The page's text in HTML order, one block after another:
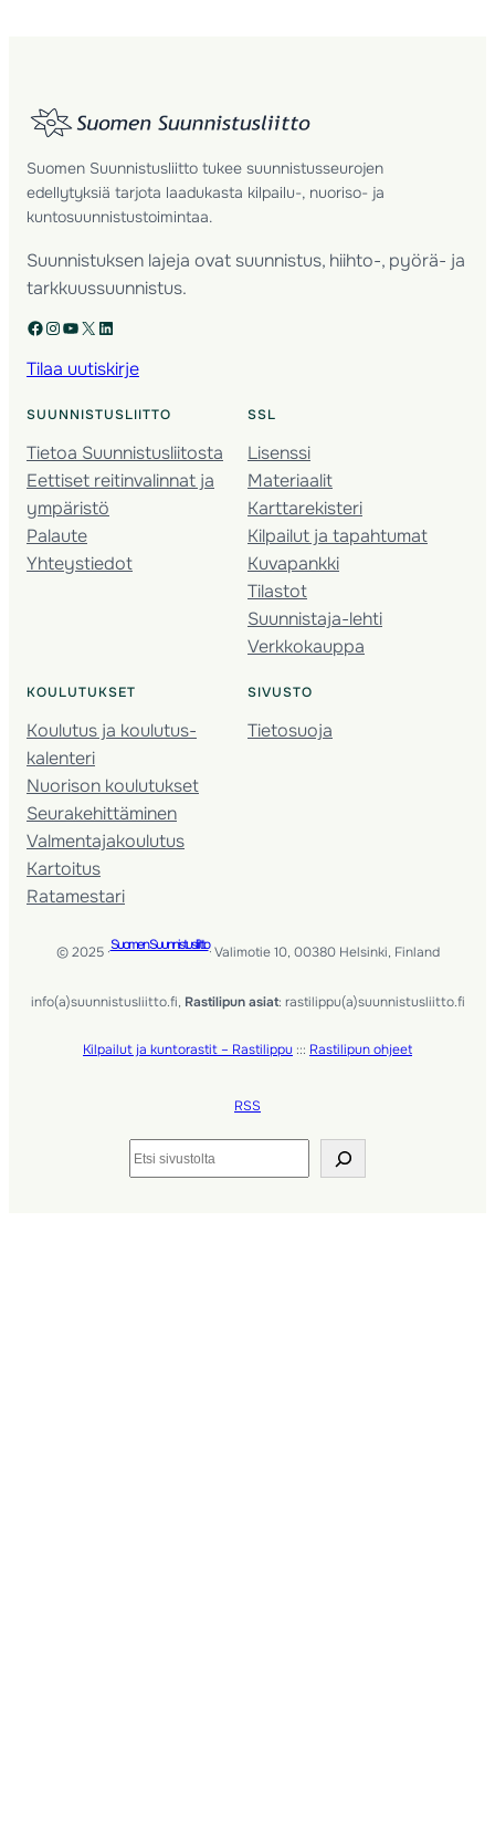
Suomen Suunnistusliitto tukee suunnistusseurojen
edellytyksiä tarjota laadukasta kilpailu-, nuoriso- ja
kuntosuunnistustoimintaa.
Suunnistuksen lajeja ovat suunnistus, hiihto-, pyörä- ja
tarkkuussuunnistus.
Facebook Instagram YouTube X LinkedIn
Tilaa uutiskirje
SUUNNISTUSLIITTO
Tietoa Suunnistusliitosta
Eettiset reitinvalinnat ja
ympäristö
Palaute
Yhteystiedot
SSL
Lisenssi
Materiaalit
Karttarekisteri
Kilpailut ja tapahtumat
Kuvapankki
Tilastot
Suunnistaja-lehti
Verkkokauppa
KOULUTUKSET
Koulutus ja koulutus­
kalenteri
Nuorison koulutukset
Seura­kehittäminen
Valmentaja­koulutus
Kartoitus
Ratamestari
SIVUSTO
Tietosuoja
© 2025 ·Suomen Suunnistusliitto· Valimotie 10, 00380 Helsinki, Finland
info(a)suunnistusliitto.fi, Rastilipun asiat: rastilippu(a)suunnistusliitto.fi
Kilpailut ja kuntorastit – Rastilippu ::: Rastilipun ohjeet
RSS
Etsi